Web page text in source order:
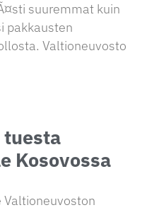
suuremmat kuin
pakkausten
Valtioneuvosto
tuesta
Kosovossa